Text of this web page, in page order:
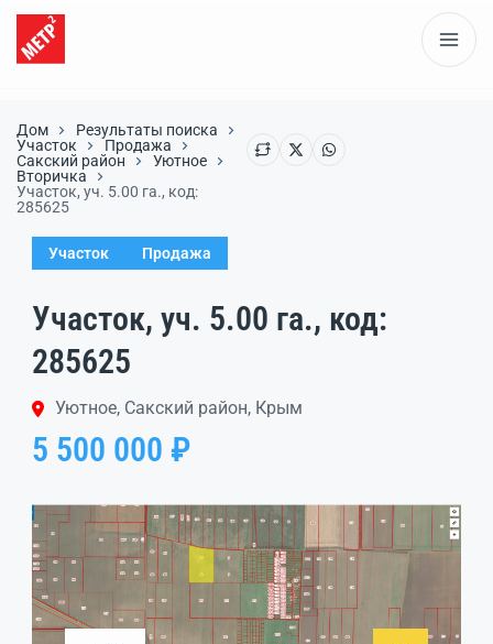
Дом
Результаты поиска
Участок
Продажа
Сакский район
Уютное
Вторичка
Участок, уч. 5.00 га., код:
285625
Участок Продажа
Участок, уч. 5.00 га., код:
285625
Уютное, Сакский район, Крым
5 500 000 ₽